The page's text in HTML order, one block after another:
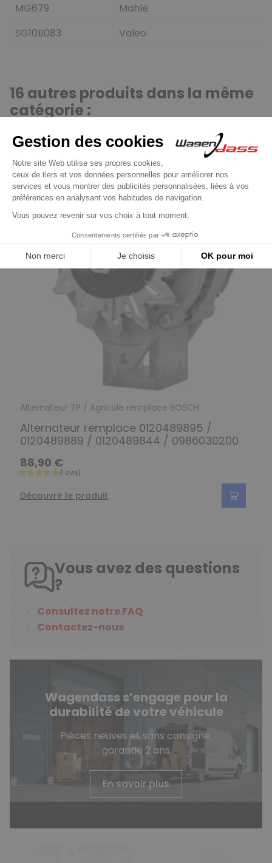
MG679
Mahle
SG10B083
Valeo
16 autres produits dans la même
catégorie :
Précédent
Suivant
Alternateur TP / Agricole remplace BOSCH
Alternateur remplace 0120489895 /
0120489889 / 0120489844 / 0986030200
88,90 €
Découvrir le produit
Vous avez des questions
?
Consultez notre FAQ
Contactez-nous
Wagendass s’engage pour la
durabilité de votre véhicule
Pièces neuves et sans consigne,
garantie 2 ans
En savoir plus